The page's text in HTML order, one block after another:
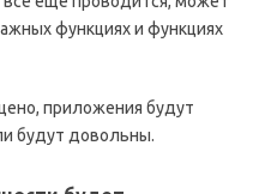
функциях и функциях
приложения будут
будут довольны.